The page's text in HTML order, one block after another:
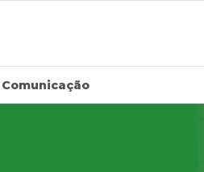
Comunicação